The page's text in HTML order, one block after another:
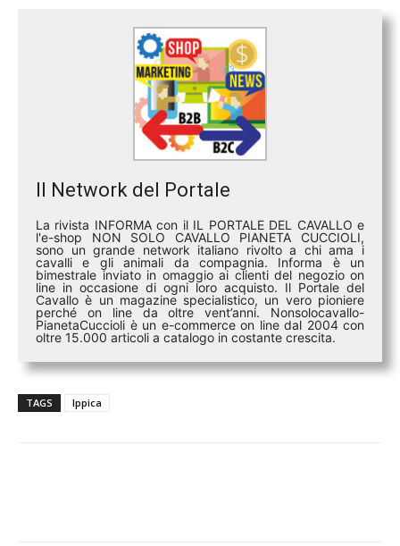
Il Network del Portale
La rivista INFORMA con il IL PORTALE DEL CAVALLO e
l'e-shop NON SOLO CAVALLO PIANETA CUCCIOLI,
sono un grande network italiano rivolto a chi ama i
cavalli e gli animali da compagnia. Informa è un
bimestrale inviato in omaggio ai clienti del negozio on
line in occasione di ogni loro acquisto. Il Portale del
Cavallo è un magazine specialistico, un vero pioniere
perché on line da oltre vent’anni. Nonsolocavallo-
PianetaCuccioli è un e-commerce on line dal 2004 con
oltre 15.000 articoli a catalogo in costante crescita.
TAGS Ippica